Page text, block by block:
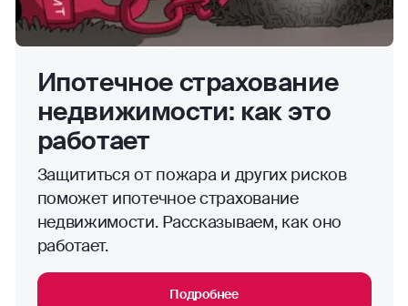
Ипотечное страхование
недвижимости: как это
работает
Защититься от пожара и других рисков
поможет ипотечное страхование
недвижимости. Рассказываем, как оно
работает.
Подробнее